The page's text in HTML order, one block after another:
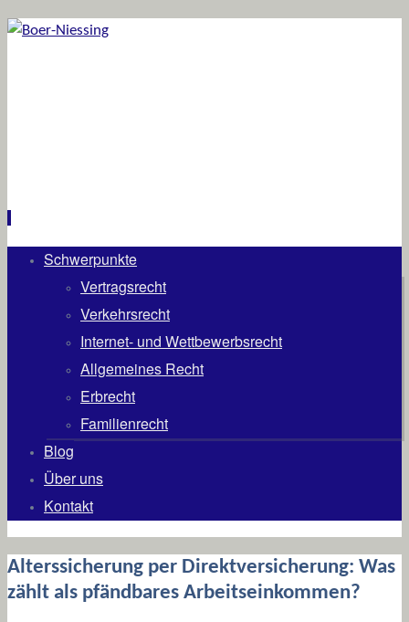
Zum
Schwerpunkte
Vertragsrecht
Verkehrsrecht
Internet- und Wettbewerbsrecht
Allgemeines Recht
Erbrecht
Familienrecht
Blog
Über uns
Kontakt
Alterssicherung per Direktversicherung: Was
zählt als pfändbares Arbeitseinkommen?